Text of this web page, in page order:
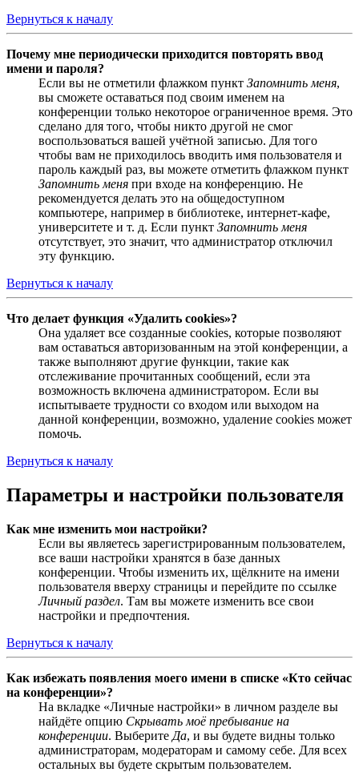
Вернуться к началу
Почему мне периодически приходится повторять ввод
имени и пароля?
Если вы не отметили флажком пункт Запомнить меня,
вы сможете оставаться под своим именем на
конференции только некоторое ограниченное время. Это
сделано для того, чтобы никто другой не смог
воспользоваться вашей учётной записью. Для того
чтобы вам не приходилось вводить имя пользователя и
пароль каждый раз, вы можете отметить флажком пункт
Запомнить меня при входе на конференцию. Не
рекомендуется делать это на общедоступном
компьютере, например в библиотеке, интернет-кафе,
университете и т. д. Если пункт Запомнить меня
отсутствует, это значит, что администратор отключил
эту функцию.
Вернуться к началу
Что делает функция «Удалить cookies»?
Она удаляет все созданные cookies, которые позволяют
вам оставаться авторизованным на этой конференции, а
также выполняют другие функции, такие как
отслеживание прочитанных сообщений, если эта
возможность включена администратором. Если вы
испытываете трудности со входом или выходом на
данной конференции, возможно, удаление cookies может
помочь.
Вернуться к началу
Параметры и настройки пользователя
Как мне изменить мои настройки?
Если вы являетесь зарегистрированным пользователем,
все ваши настройки хранятся в базе данных
конференции. Чтобы изменить их, щёлкните на имени
пользователя вверху страницы и перейдите по ссылке
Личный раздел. Там вы можете изменить все свои
настройки и предпочтения.
Вернуться к началу
Как избежать появления моего имени в списке «Кто сейчас
на конференции»?
На вкладке «Личные настройки» в личном разделе вы
найдёте опцию Скрывать моё пребывание на
конференции. Выберите Да, и вы будете видны только
администраторам, модераторам и самому себе. Для всех
остальных вы будете скрытым пользователем.